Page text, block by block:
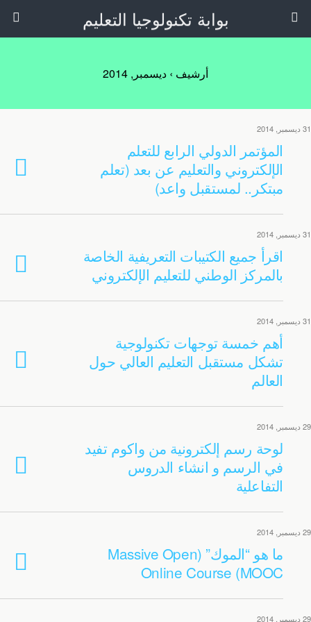
بوابة تكنولوجيا التعليم
أرشيف › ديسمبر, 2014
31 ديسمبر, 2014
المؤتمر الدولي الرابع للتعلم
الإلكتروني والتعليم عن بعد (تعلم
مبتكر.. لمستقبل واعد)
31 ديسمبر, 2014
اقرأ جميع الكتيبات التعريفية الخاصة
بالمركز الوطني للتعليم الإلكتروني
31 ديسمبر, 2014
أهم خمسة توجهات تكنولوجية
تشكل مستقبل التعليم العالي حول
العالم
29 ديسمبر, 2014
لوحة رسم إلكترونية من واكوم تفيد
في الرسم و انشاء الدروس
التفاعلية
29 ديسمبر, 2014
ما هو “الموك” (Massive Open
Online Course (MOOC
29 ديسمبر, 2014